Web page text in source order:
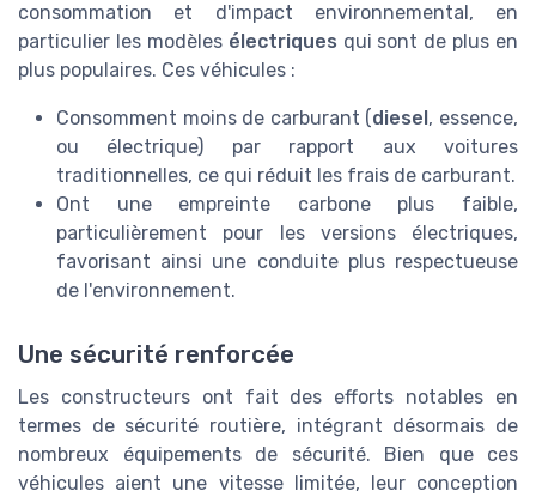
consommation et d'impact environnemental, en
particulier les modèles électriques qui sont de plus en
plus populaires. Ces véhicules :
Consomment moins de carburant (diesel , essence,
ou électrique) par rapport aux voitures
traditionnelles, ce qui réduit les frais de carburant.
Ont une empreinte carbone plus faible,
particulièrement pour les versions électriques,
favorisant ainsi une conduite plus respectueuse
de l'environnement.
Une sécurité renforcée
Les constructeurs ont fait des efforts notables en
termes de sécurité routière, intégrant désormais de
nombreux équipements de sécurité. Bien que ces
véhicules aient une vitesse limitée, leur conception